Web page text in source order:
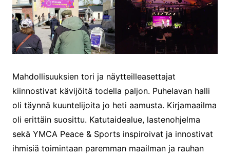
Mahdollisuuksien tori ja näytteilleasettajat
kiinnostivat kävijöitä todella paljon. Puhelavan halli
oli täynnä kuuntelijoita jo heti aamusta. Kirjamaailma
oli erittäin suosittu. Katutaidealue, lastenohjelma
sekä YMCA Peace & Sports inspiroivat ja innostivat
ihmisiä toimintaan paremman maailman ja rauhan